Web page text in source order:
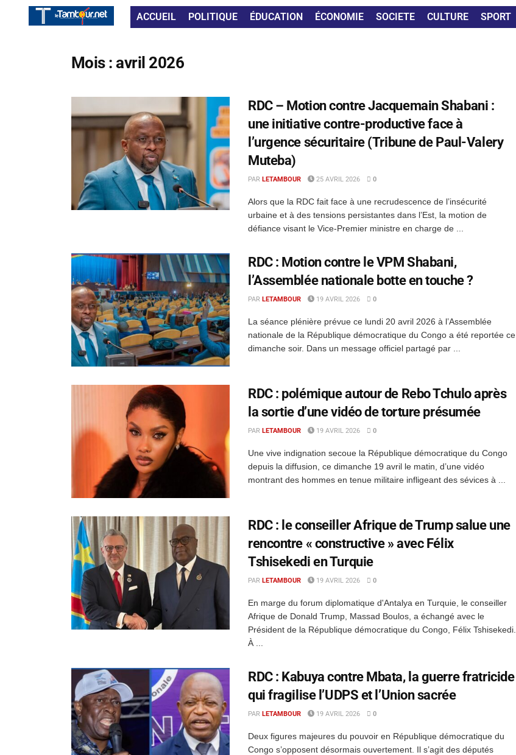
ACCUEIL POLITIQUE ÉDUCATION ÉCONOMIE SOCIETE CULTURE SPORT
Mois :avril 2026
RDC – Motion contre Jacquemain Shabani :
une initiative contre-productive face à
l’urgence sécuritaire (Tribune de Paul-Valery
Muteba)
PAR LETAMBOUR 25 AVRIL 2026 0
Alors que la RDC fait face à une recrudescence de l’insécurité
urbaine et à des tensions persistantes dans l’Est, la motion de
défiance visant le Vice-Premier ministre en charge de ...
RDC : Motion contre le VPM Shabani,
l’Assemblée nationale botte en touche ?
PAR LETAMBOUR 19 AVRIL 2026 0
La séance plénière prévue ce lundi 20 avril 2026 à l’Assemblée
nationale de la République démocratique du Congo a été reportée ce
dimanche soir. Dans un message officiel partagé par ...
RDC : polémique autour de Rebo Tchulo après
la sortie d’une vidéo de torture présumée
PAR LETAMBOUR 19 AVRIL 2026 0
Une vive indignation secoue la République démocratique du Congo
depuis la diffusion, ce dimanche 19 avril le matin, d’une vidéo
montrant des hommes en tenue militaire infligeant des sévices à ...
RDC : le conseiller Afrique de Trump salue une
rencontre « constructive » avec Félix
Tshisekedi en Turquie
PAR LETAMBOUR 19 AVRIL 2026 0
En marge du forum diplomatique d'Antalya en Turquie, le conseiller
Afrique de Donald Trump, Massad Boulos, a échangé avec le
Président de la République démocratique du Congo, Félix Tshisekedi.
À ...
RDC : Kabuya contre Mbata, la guerre fratricide
qui fragilise l’UDPS et l’Union sacrée
PAR LETAMBOUR 19 AVRIL 2026 0
Deux figures majeures du pouvoir en République démocratique du
Congo s’opposent désormais ouvertement. Il s’agit des députés